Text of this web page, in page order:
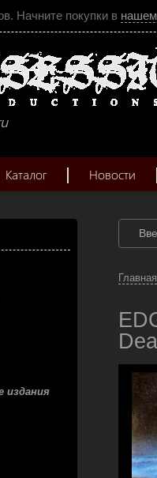
Начните покупки в нашем
Каталог Новости
издания
Главная